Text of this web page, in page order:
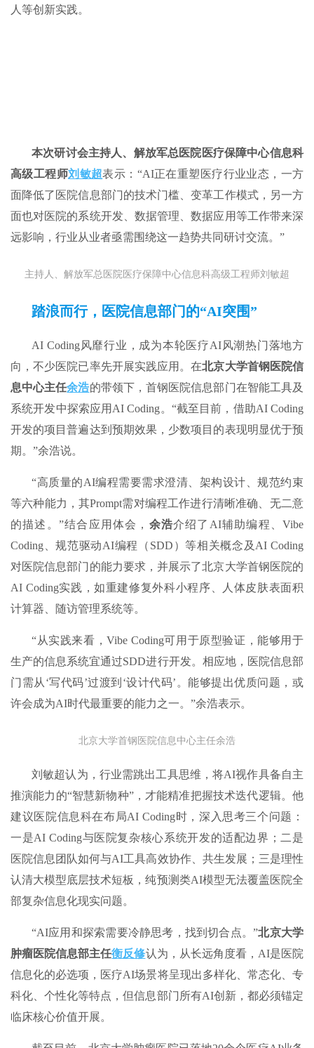
人等创新实践。
本次研讨会主持人、解放军总医院医疗保障中心信息科
高级工程师刘敏超表示：“AI正在重塑医疗行业业态，一方
面降低了医院信息部门的技术门槛、变革工作模式，另一方
面也对医院的系统开发、数据管理、数据应用等工作带来深
远影响，行业从业者亟需围绕这一趋势共同研讨交流。”
主持人、解放军总医院医疗保障中心信息科高级工程师刘敏超
踏浪而行，医院信息部门的“AI突围”
AI Coding风靡行业，成为本轮医疗AI风潮热门落地方
向，不少医院已率先开展实践应用。在北京大学首钢医院信
息中心主任余浩的带领下，首钢医院信息部门在智能工具及
系统开发中探索应用AI Coding。“截至目前，借助AI Coding
开发的项目普遍达到预期效果，少数项目的表现明显优于预
期。”余浩说。
“高质量的AI编程需要需求澄清、架构设计、规范约束
等六种能力，其Prompt需对编程工作进行清晰准确、无二意
的描述。”结合应用体会， 余浩介绍了AI辅助编程、Vibe
Coding、规范驱动AI编程（SDD）等相关概念及AI Coding
对医院信息部门的能力要求，并展示了北京大学首钢医院的
AI Coding实践，如重建修复外科小程序、人体皮肤表面积
计算器、随访管理系统等。
“从实践来看，Vibe Coding可用于原型验证，能够用于
生产的信息系统宜通过SDD进行开发。相应地，医院信息部
门需从‘写代码’过渡到‘设计代码’。能够提出优质问题，或
许会成为AI时代最重要的能力之一。”余浩表示。
北京大学首钢医院信息中心主任余浩
刘敏超认为，行业需跳出工具思维，将AI视作具备自主
推演能力的“智慧新物种”，才能精准把握技术迭代逻辑。他
建议医院信息科在布局AI Coding时，深入思考三个问题：
一是AI Coding与医院复杂核心系统开发的适配边界；二是
医院信息团队如何与AI工具高效协作、共生发展；三是理性
认清大模型底层技术短板，纯预测类AI模型无法覆盖医院全
部复杂信息化现实问题。
“AI应用和探索需要冷静思考，找到切合点。”北京大学
肿瘤医院信息部主任衡反修认为，从长远角度看，AI是医院
信息化的必选项，医疗AI场景将呈现出多样化、常态化、专
科化、个性化等特点，但信息部门所有AI创新，都必须锚定
临床核心价值开展。